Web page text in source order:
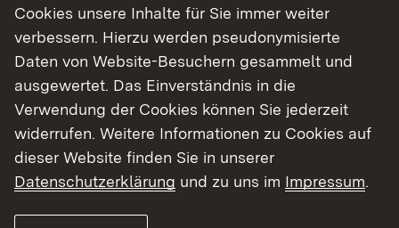
Finde dein Studium in Baden-Württemberg
Cookies unsere Inhalte für Sie immer weiter
verbessern. Hierzu werden pseudonymisierte
Daten von Website-Besuchern gesammelt und
ausgewertet. Das Einverständnis in die
Verwendung der Cookies können Sie jederzeit
widerrufen. Weitere Informationen zu Cookies auf
dieser Website finden Sie in unserer
Datenschutzerklärung und zu uns im Impressum.